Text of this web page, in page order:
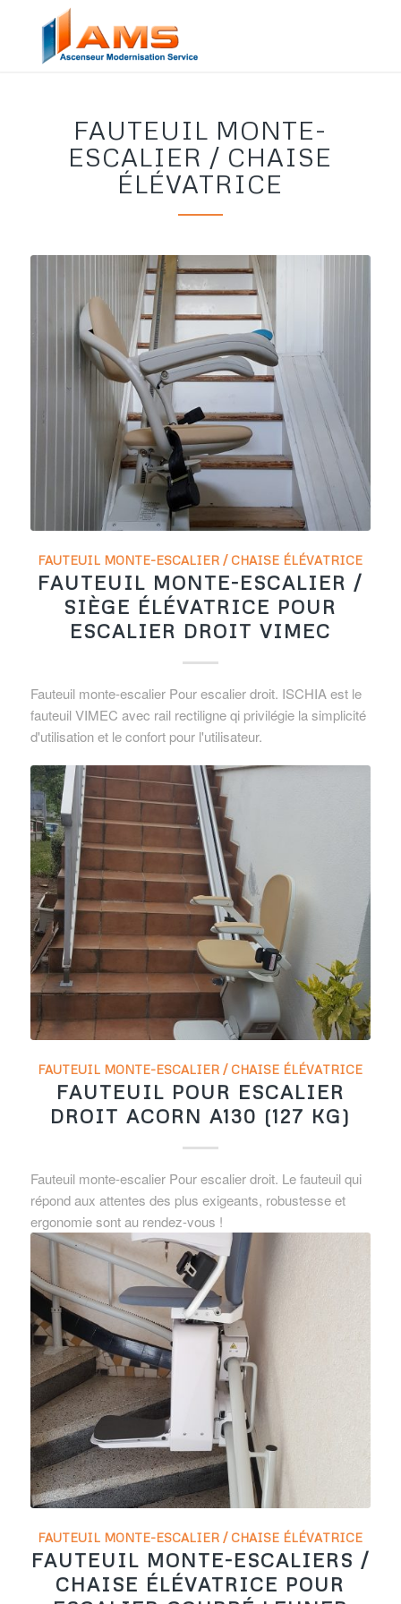
FAUTEUIL MONTE-
ESCALIER / CHAISE
ÉLÉVATRICE
FAUTEUIL MONTE-ESCALIER / CHAISE ÉLÉVATRICE
FAUTEUIL MONTE-ESCALIER /
SIÈGE ÉLÉVATRICE POUR
ESCALIER DROIT VIMEC
Fauteuil monte-escalier Pour escalier droit. ISCHIA est le
fauteuil VIMEC avec rail rectiligne qi privilégie la simplicité
d'utilisation et le confort pour l'utilisateur.
FAUTEUIL MONTE-ESCALIER / CHAISE ÉLÉVATRICE
FAUTEUIL POUR ESCALIER
DROIT ACORN A130 (127 KG)
Fauteuil monte-escalier Pour escalier droit. Le fauteuil qui
répond aux attentes des plus exigeants, robustesse et
ergonomie sont au rendez-vous !
FAUTEUIL MONTE-ESCALIER / CHAISE ÉLÉVATRICE
FAUTEUIL MONTE-ESCALIERS /
CHAISE ÉLÉVATRICE POUR